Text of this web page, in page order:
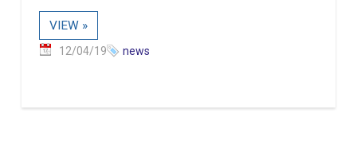
VIEW »
12/04/19 news